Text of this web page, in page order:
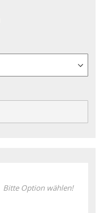
Bitte Option wählen!